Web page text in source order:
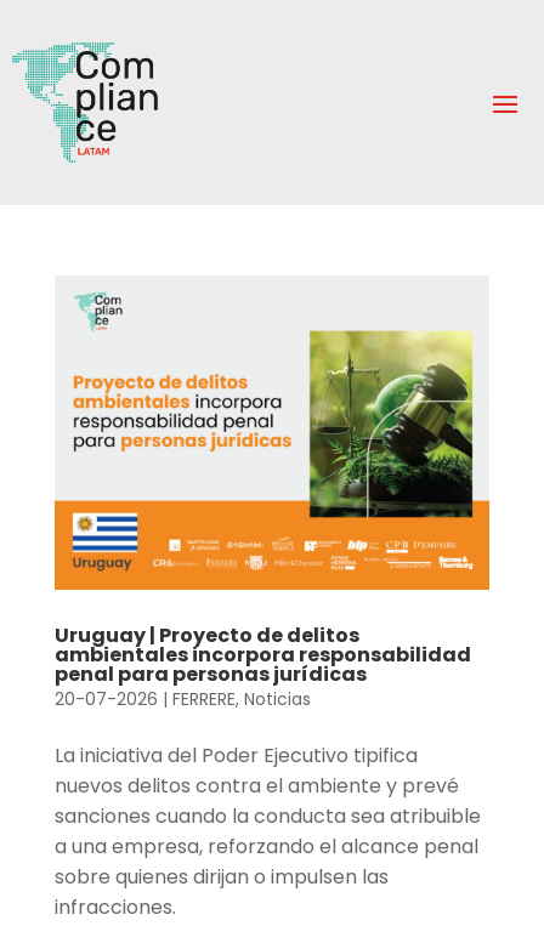
Uruguay | Proyecto de delitos
ambientales incorpora responsabilidad
penal para personas jurídicas
20-07-2026 | FERRERE, Noticias
La iniciativa del Poder Ejecutivo tipifica
nuevos delitos contra el ambiente y prevé
sanciones cuando la conducta sea atribuible
a una empresa, reforzando el alcance penal
sobre quienes dirijan o impulsen las
infracciones.